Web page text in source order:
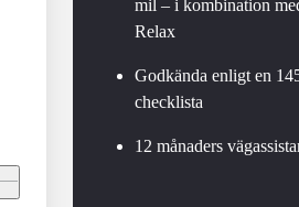
Från 324 900 kr
Från 3 194 kr/mån
Toyota C-HR
mil – i kombination
Relax
Godkända enligt en
checklista
12 månaders